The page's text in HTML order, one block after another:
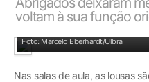
voltam à sua função
Foto: Marcelo Eberhardt/Ulbra
Nas salas de aula, as lousas